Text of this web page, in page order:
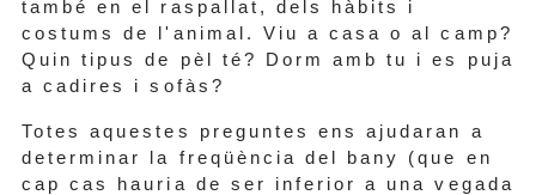
també en el raspallat, dels hàbits i
costums de l'animal. Viu a casa o al camp?
Quin tipus de pèl té? Dorm amb tu i es puja
a cadires i sofàs?
Totes aquestes preguntes ens ajudaran a
determinar la freqüència del bany (que en
cap cas hauria de ser inferior a una vegada